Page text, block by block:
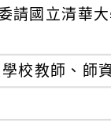
請國立清華
校教師、師